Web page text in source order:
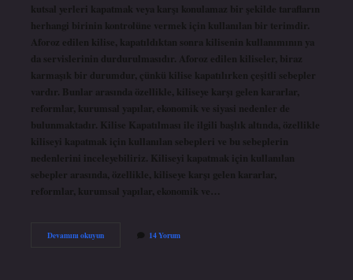
kutsal yerleri kapatmak veya karşı konulamaz bir şekilde tarafların
herhangi birinin kontrolüne vermek için kullanılan bir terimdir.
Aforoz edilen kilise, kapatıldıktan sonra kilisenin kullanımının ya
da servislerinin durdurulmasıdır. Aforoz edilen kiliseler, biraz
karmaşık bir durumdur, çünkü kilise kapatılırken çeşitli sebepler
vardır. Bunlar arasında özellikle, kiliseye karşı gelen kararlar,
reformlar, kurumsal yapılar, ekonomik ve siyasi nedenler de
bulunmaktadır. Kilise Kapatılması ile ilgili başlık altında, özellikle
kiliseyi kapatmak için kullanılan sebepleri ve bu sebeplerin
nedenlerini inceleyebiliriz. Kiliseyi kapatmak için kullanılan
sebepler arasında, özellikle, kiliseye karşı gelen kararlar,
reformlar, kurumsal yapılar, ekonomik ve…
Devamını okuyunAforoz
14 Yorum